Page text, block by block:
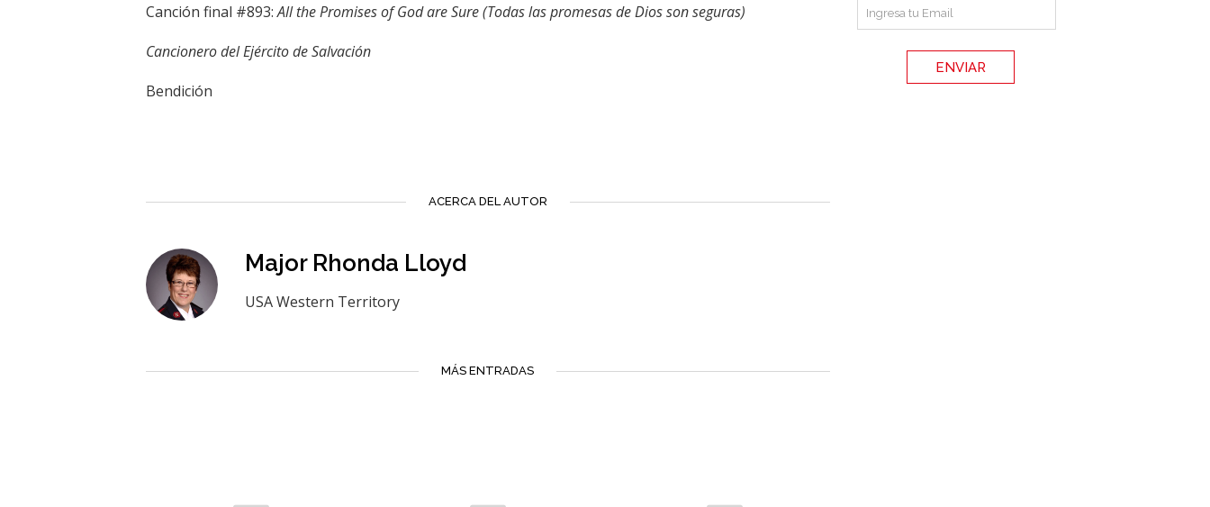
Canción final #893:All the Promises of God are Sure (Todas las promesas de Dios son seguras)
Cancionero del Ejército de Salvación
Bendición
ACERCA DEL AUTOR
Major Rhonda Lloyd
USA Western Territory
MÁS ENTRADAS